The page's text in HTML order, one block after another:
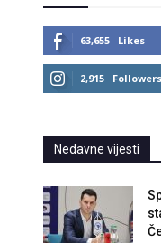
63,655 Likes
2,915 Followers
Nedavne vijesti